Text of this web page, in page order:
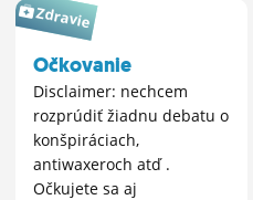
Zdravie
Očkovanie
Disclaimer: nechcem
rozprúdiť žiadnu debatu o
konšpiráciach,
antiwaxeroch atď .
Očkujete sa aj